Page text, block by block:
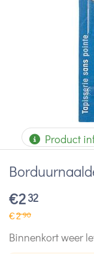
Product
€232
€290
Binnenkort weer